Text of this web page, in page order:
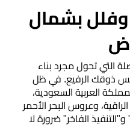
بشمال
التي تحول مجرد بناء
ذوقك الرفيع. في ظل
العربية السعودية،
الراقية، وعروس البحر الأحمر
الفاخر" ضرورة لا